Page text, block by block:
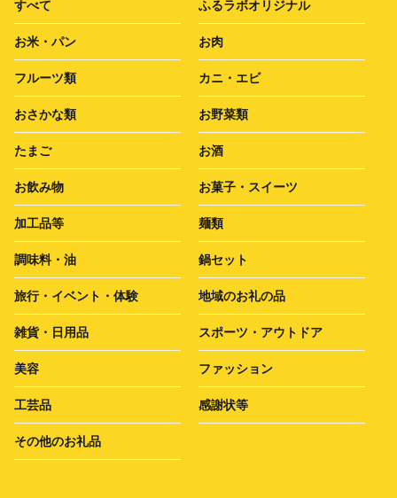
すべて ふるラボオリジナル
お米・パン お肉
フルーツ類 カニ・エビ
おさかな類 お野菜類
たまご お酒
お飲み物 お菓子・スイーツ
加工品等 麺類
調味料・油 鍋セット
旅行・イベント・体験 地域のお礼の品
雑貨・日用品 スポーツ・アウトドア
美容 ファッション
工芸品 感謝状等
その他のお礼品